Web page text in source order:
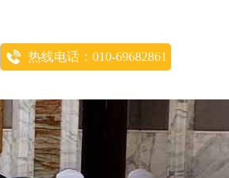
热线电话：010-69682861